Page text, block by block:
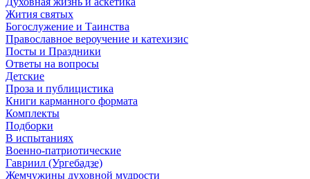
Жития святых
Богослужение и Таинства
Православное вероучение и катехизис
Посты и Праздники
Ответы на вопросы
Детские
Проза и публицистика
Книги карманного формата
Комплекты
Подборки
В испытаниях
Военно-патриотические
Гавриил (Ургебадзе)
Жемчужины духовной мудрости